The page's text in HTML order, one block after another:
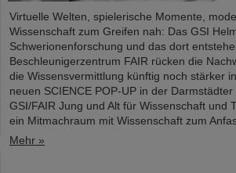
Virtuelle Welten, spielerische Momente,
Wissenschaft zum Greifen nah: Das GSI
Schwerionenforschung und das dort
Beschleunigerzentrum FAIR rücken die
die Wissensvermittlung künftig noch stärker
neuen SCIENCE POP-UP in der
GSI/FAIR Jung und Alt für Wissenschaft und
ein Mitmachraum mit Wissenschaft zum
Mehr »